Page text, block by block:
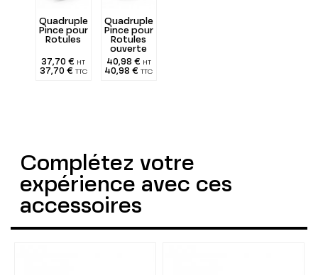
Quadruple
Pince pour
Rotules
37,70 € HT
37,70 € TTC
Quadruple
Pince pour
Rotules
ouverte
40,98 € HT
40,98 €TTC
Complétez votre
expérience avec ces
accessoires